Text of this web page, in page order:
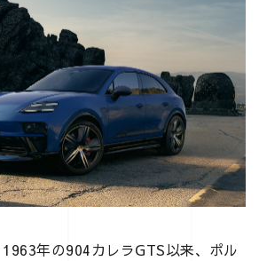
年の904カレラGTS以来、ポル